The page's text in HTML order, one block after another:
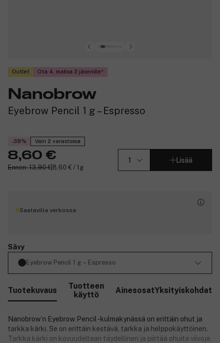
Outlet Ota 4, maksa 3 jäsenille
Nanobrow
Eyebrow Pencil 1 g – Espresso
-38% Vain 2 varastossa
8,60 €
Ennen: 13,90 € 8,60 € / 1g
Lisää
Saatavilla verkossa
Sävy
Eyebrow Pencil 1 g – Espresso
Tuotekuvaus
Tuotteen
käyttö
AinesosatYksityiskohdat
Nanobrow’n Eyebrow Pencil -kulmakynässä on erittäin ohut ja
tarkka kärki. Se on erittäin kestävä, tarkka ja helppokäyttöinen.
Tarkka kärki on kovuudeltaan täydellinen ja piirtää ohuita viivoja